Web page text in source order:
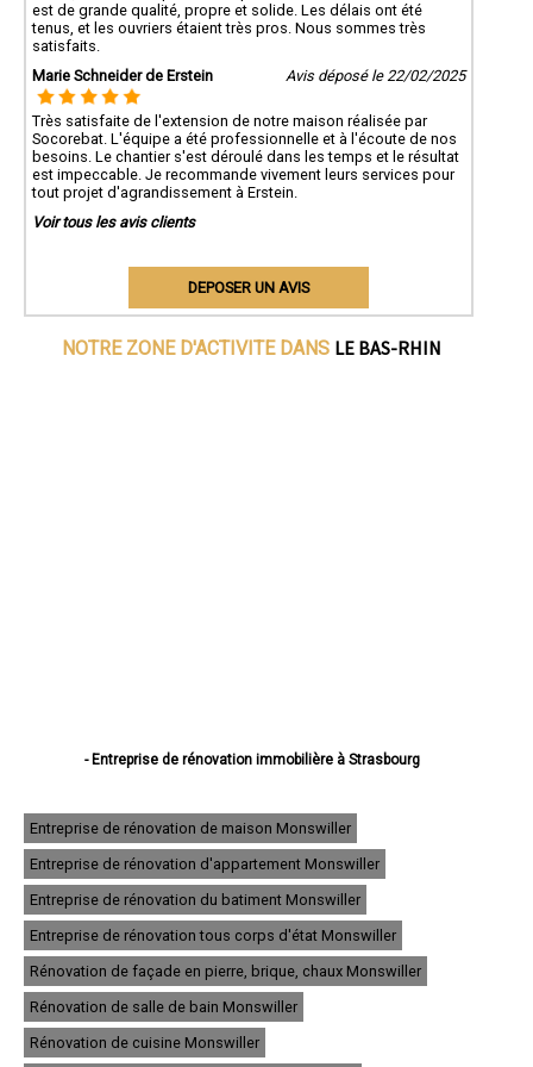
est de grande qualité, propre et solide. Les délais ont été
tenus, et les ouvriers étaient très pros. Nous sommes très
satisfaits.
Marie Schneider de Erstein
Avis déposé le 22/02/2025
Très satisfaite de l'extension de notre maison réalisée par
Socorebat. L'équipe a été professionnelle et à l'écoute de nos
besoins. Le chantier s'est déroulé dans les temps et le résultat
est impeccable. Je recommande vivement leurs services pour
tout projet d'agrandissement à Erstein.
Voir tous les avis clients
DEPOSER UN AVIS
NOTRE ZONE D'ACTIVITE DANS LE BAS-RHIN
- Entreprise de rénovation immobilière à Strasbourg
- Entreprise de rénovation immobilière à Illkirch-Graffenstaden
- Entreprise de rénovation immobilière à Sélestat
- Entreprise de rénovation immobilière à Bischheim
- Entreprise de rénovation immobilière à Lingolsheim
- Entreprise de rénovation immobilière à Bischwiller
- Entreprise de rénovation immobilière à Saverne
- Entreprise de rénovation immobilière à Obernai
- Entreprise de rénovation immobilière à Ostwald
- Entreprise de rénovation immobilière à Hœnheim
- Entreprise de rénovation immobilière à Erstein
- Entreprise de rénovation immobilière à Brumath
Entreprise de rénovation de maison Monswiller
Entreprise de rénovation d'appartement Monswiller
Entreprise de rénovation du batiment Monswiller
Entreprise de rénovation tous corps d'état Monswiller
Rénovation de façade en pierre, brique, chaux Monswiller
Rénovation de salle de bain Monswiller
Rénovation de cuisine Monswiller